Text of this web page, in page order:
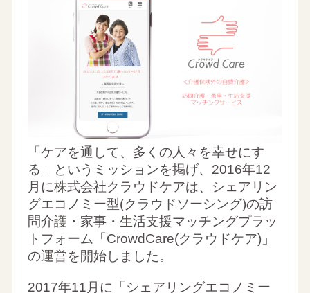
「ケアを通して、多くの人々を幸せにす
る」というミッションを掲げ、2016年12
月に株式会社クラウドケアは、シェアリン
グエコノミー型(クラウドソーシング)の訪
問介護・家事・生活支援マッチングプラッ
トフォーム「CrowdCare(クラウドケア)」
の運営を開始しました。
2017年11月に「シェアリングエコノミー